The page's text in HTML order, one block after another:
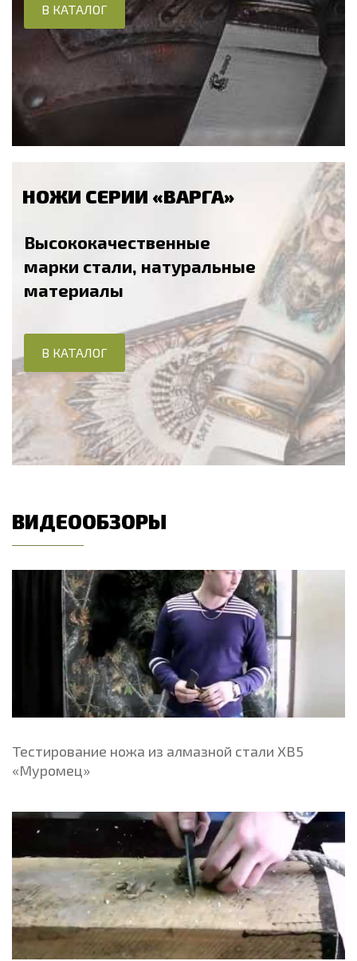
В КАТАЛОГ
НОЖИ СЕРИИ «ВАРГА»
Высококачественные
марки стали, натуральные
материалы
В КАТАЛОГ
ВИДЕООБЗОРЫ
Тестирование ножа из алмазной стали ХВ5
«Муромец»